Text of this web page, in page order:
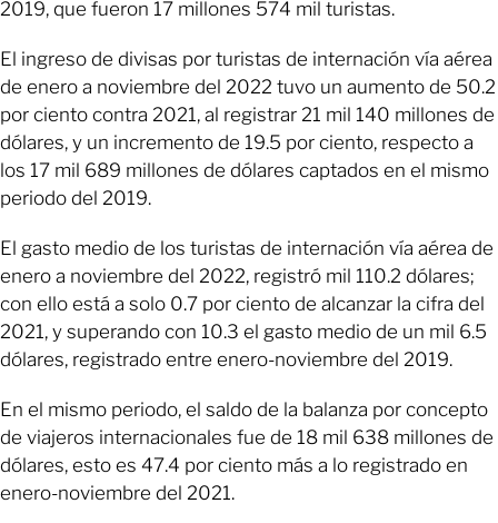
2019, que fueron 17 millones 574 mil turistas.
El ingreso de divisas por turistas de internación vía aérea
de enero a noviembre del 2022 tuvo un aumento de 50.2
por ciento contra 2021, al registrar 21 mil 140 millones de
dólares, y un incremento de 19.5 por ciento, respecto a
los 17 mil 689 millones de dólares captados en el mismo
periodo del 2019.
El gasto medio de los turistas de internación vía aérea de
enero a noviembre del 2022, registró mil 110.2 dólares;
con ello está a solo 0.7 por ciento de alcanzar la cifra del
2021, y superando con 10.3 el gasto medio de un mil 6.5
dólares, registrado entre enero-noviembre del 2019.
En el mismo periodo, el saldo de la balanza por concepto
de viajeros internacionales fue de 18 mil 638 millones de
dólares, esto es 47.4 por ciento más a lo registrado en
enero-noviembre del 2021.